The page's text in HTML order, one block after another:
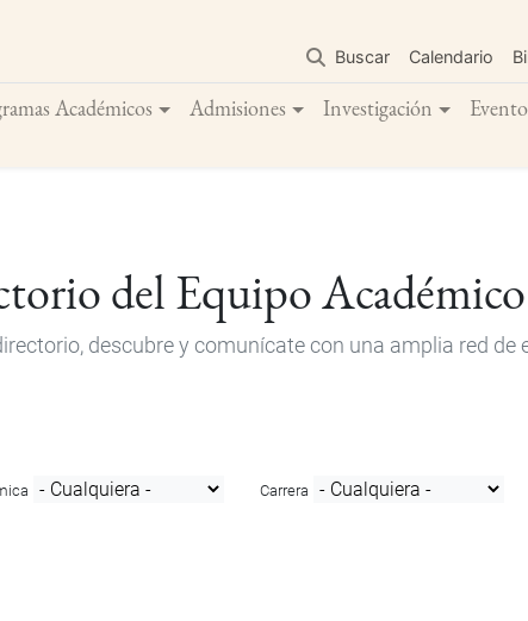
contenido
principal
Buscar Calendario
Académicos Admisiones Investigación
del Equipo
descubre y comunícate con una amplia red
Carrera